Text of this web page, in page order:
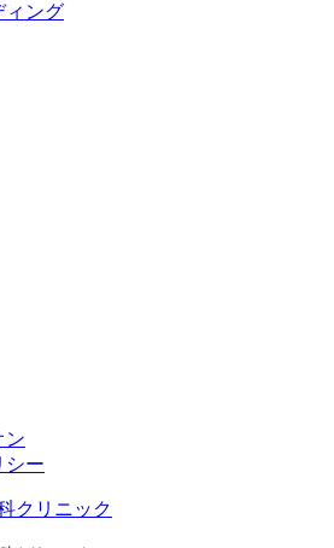
ィング
ン
シー